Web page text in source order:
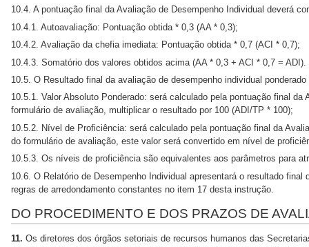
10.4. A pontuação final da Avaliação de Desempenho Individual deverá
10.4.1. Autoavaliação: Pontuação obtida * 0,3 (AA * 0,3);
10.4.2. Avaliação da chefia imediata: Pontuação obtida * 0,7 (ACI * 0,7);
10.4.3. Somatório dos valores obtidos acima (AA * 0,3 + ACI * 0,7 = ADI).
10.5. O Resultado final da avaliação de desempenho individual
10.5.1. Valor Absoluto Ponderado: será calculado pela pontuação final
formulário de avaliação, multiplicar o resultado por 100 (ADI/TP * 100);
10.5.2. Nível de Proficiência: será calculado pela pontuação final da
do formulário de avaliação, este valor será convertido em nível de
10.5.3. Os níveis de proficiência são equivalentes aos parâmetros para
10.6. O Relatório de Desempenho Individual apresentará o resultado
regras de arredondamento constantes no item 17 desta instrução.
DO PROCEDIMENTO E DOS PRAZOS DE
11. Os diretores dos órgãos setoriais de recursos humanos das